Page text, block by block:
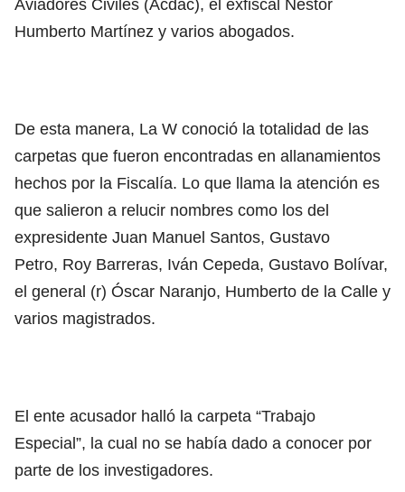
Aviadores Civiles (Acdac), el exfiscal Néstor
Humberto Martínez y varios abogados.
De esta manera, La W conoció la totalidad de las
carpetas que fueron encontradas en allanamientos
hechos por la Fiscalía. Lo que llama la atención es
que salieron a relucir nombres como los del
expresidente Juan Manuel Santos, Gustavo
Petro, Roy Barreras, Iván Cepeda, Gustavo Bolívar,
el general (r) Óscar Naranjo, Humberto de la Calle y
varios magistrados.
El ente acusador halló la carpeta “Trabajo
Especial”, la cual no se había dado a conocer por
parte de los investigadores.